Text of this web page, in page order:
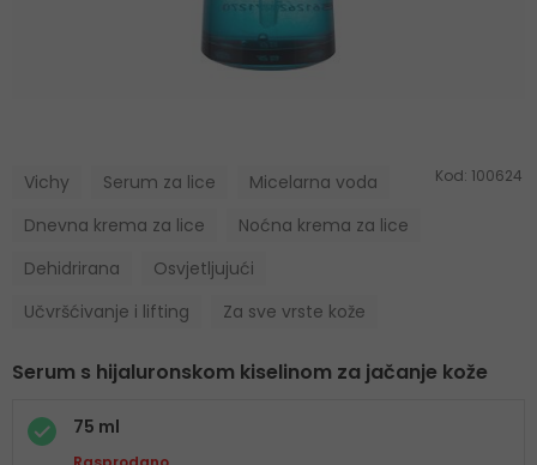
Vichy Serum za lice
Micelarna voda
Dnevna krema za lice
Noćna krema za lice
Dehidrirana
Osvjetljujući
Učvršćivanje i lifting
Za sve vrste kože
Kod: 100624
Serum s hijaluronskom kiselinom za jačanje kože
75 ml